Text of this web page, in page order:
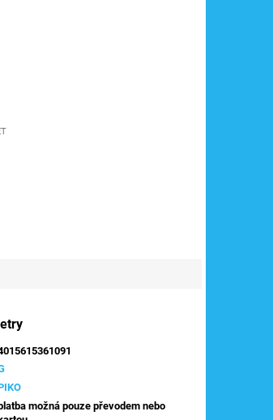
možná pouze převodem nebo